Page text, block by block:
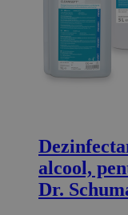
alcool,
Dr.